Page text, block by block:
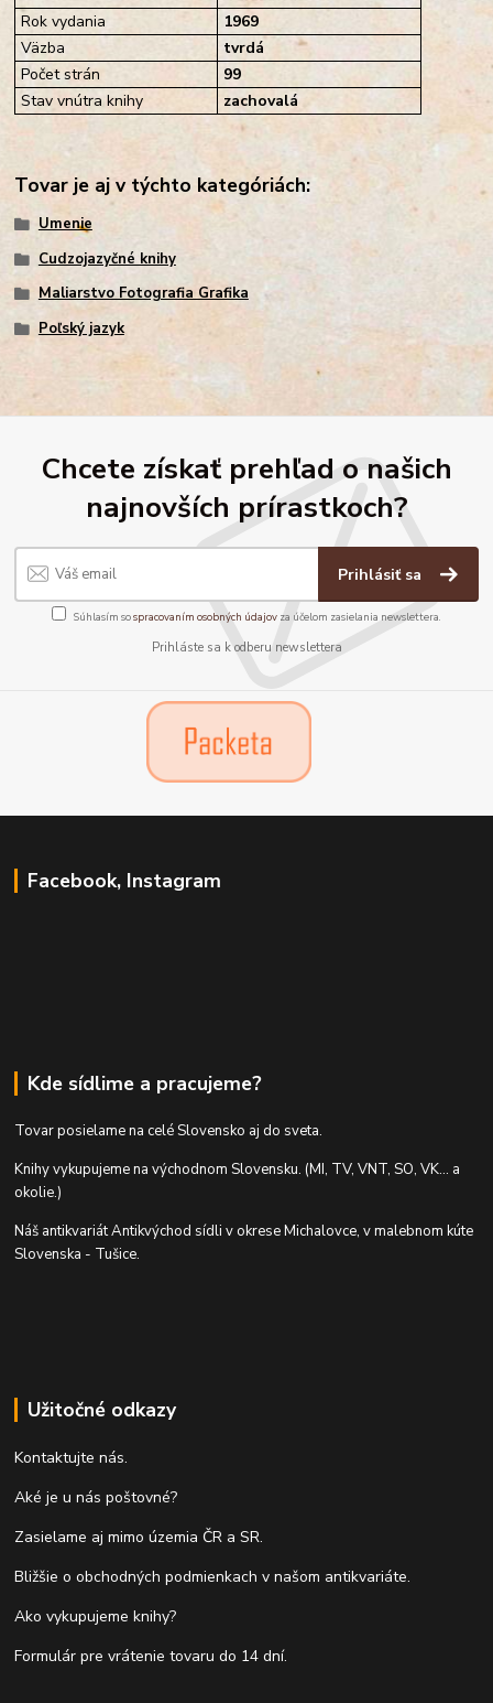
Rok vydania
1969
Väzba
tvrdá
Počet strán
99
Stav vnútra knihy
zachovalá
Tovar je aj v týchto kategóriách:
Umenie
Cudzojazyčné knihy
Maliarstvo Fotografia Grafika
Poľský jazyk
Chcete získať prehľad o našich
najnovších prírastkoch?
Prihlásiť sa
Súhlasím sospracovaním osobných údajov za účelom zasielania newslettera.
Prihláste sa k odberu newslettera
Facebook, Instagram
Kde sídlime a pracujeme?
Tovar posielame na celé Slovensko aj do sveta.
Knihy vykupujeme na východnom Slovensku. (MI, TV, VNT, SO, VK... a
okolie.)
Náš antikvariát Antikvýchod sídli v okrese Michalovce, v malebnom kúte
Slovenska - Tušice.
Užitočné odkazy
Kontaktujte nás.
Aké je u nás poštovné?
Zasielame aj mimo územia ČR a SR.
Bližšie o obchodných podmienkach v našom antikvariáte.
Ako vykupujeme knihy?
Formulár pre vrátenie tovaru do 14 dní.